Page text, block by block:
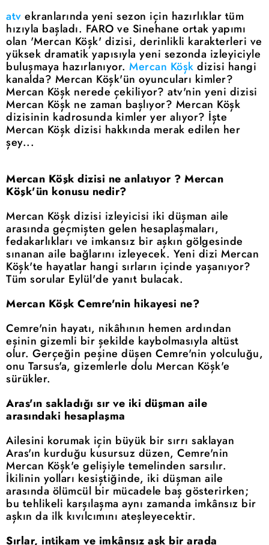
atv ekranlarında yeni sezon için hazırlıklar tüm
hızıyla başladı. FARO ve Sinehane ortak yapımı
olan 'Mercan Köşk' dizisi, derinlikli karakterleri ve
yüksek dramatik yapısıyla yeni sezonda izleyiciyle
buluşmaya hazırlanıyor. Mercan Köşk dizisi hangi
kanalda? Mercan Köşk'ün oyuncuları kimler?
Mercan Köşk nerede çekiliyor? atv'nin yeni dizisi
Mercan Köşk ne zaman başlıyor? Mercan Köşk
dizisinin kadrosunda kimler yer alıyor? İşte
Mercan Köşk dizisi hakkında merak edilen her
şey...
Mercan Köşk dizisi ne anlatıyor ? Mercan
Köşk'ün konusu nedir?
Mercan Köşk dizisi izleyicisi iki düşman aile
arasında geçmişten gelen hesaplaşmaları,
fedakarlıkları ve imkansız bir aşkın gölgesinde
sınanan aile bağlarını izleyecek. Yeni dizi Mercan
Köşk'te hayatlar hangi sırların içinde yaşanıyor?
Tüm sorular Eylül'de yanıt bulacak.
Mercan Köşk Cemre'nin hikayesi ne?
Cemre'nin hayatı, nikâhının hemen ardından
eşinin gizemli bir şekilde kaybolmasıyla altüst
olur. Gerçeğin peşine düşen Cemre'nin yolculuğu,
onu Tarsus'a, gizemlerle dolu Mercan Köşk'e
sürükler.
Aras'ın sakladığı sır ve iki düşman aile
arasındaki hesaplaşma
Ailesini korumak için büyük bir sırrı saklayan
Aras'ın kurduğu kusursuz düzen, Cemre'nin
Mercan Köşk'e gelişiyle temelinden sarsılır.
İkilinin yolları kesiştiğinde, iki düşman aile
arasında ölümcül bir mücadele baş gösterirken;
bu tehlikeli karşılaşma aynı zamanda imkânsız bir
aşkın da ilk kıvılcımını ateşleyecektir.
Sırlar, intikam ve imkânsız aşk bir arada